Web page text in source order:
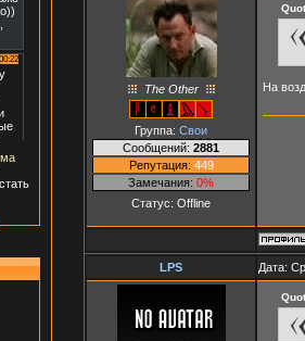
The Other
Группа: Свои
Сообщений: 2881
Репутация: 449
Замечания: 0%
Статус: Offline
На
LPS Дата: